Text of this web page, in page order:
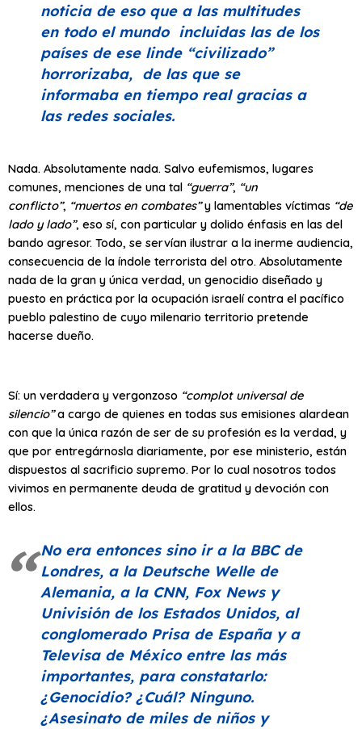
noticia de eso que a las multitudes
en todo el mundo incluidas las de los
países de ese linde “civilizado”
horrorizaba, de las que se
informaba en tiempo real gracias a
las redes sociales.
Nada. Absolutamente nada. Salvo eufemismos, lugares
comunes, menciones de una tal “guerra”, “un
conflicto”, “muertos en combates”y lamentables víctimas “de
lado y lado”, eso sí, con particular y dolido énfasis en las del
bando agresor. Todo, se servían ilustrar a la inerme audiencia,
consecuencia de la índole terrorista del otro. Absolutamente
nada de la gran y única verdad, un genocidio diseñado y
puesto en práctica por la ocupación israelí contra el pacífico
pueblo palestino de cuyo milenario territorio pretende
hacerse dueño.
Sí: un verdadera y vergonzoso “complot universal de
silencio”a cargo de quienes en todas sus emisiones alardean
con que la única razón de ser de su profesión es la verdad, y
que por entregárnosla diariamente, por ese ministerio, están
dispuestos al sacrificio supremo. Por lo cual nosotros todos
vivimos en permanente deuda de gratitud y devoción con
ellos.
No era entonces sino ir a la BBCde
Londres, a la Deutsche Welle de
Alemania, a la CNN, Fox News y
Univisión de los Estados Unidos, al
conglomerado Prisa de España y a
Televisa de México entre las más
importantes, para constatarlo:
¿Genocidio? ¿Cuál? Ninguno.
¿Asesinato de miles de niños y